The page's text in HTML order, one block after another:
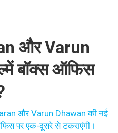
और Varun
बॉक्स ऑफिस
और Varun Dhawan की नई
पर एक-दूसरे से टकराएंगी।